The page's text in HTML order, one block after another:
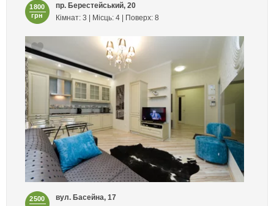
1800
грн
пр. Берестейський, 20
Кімнат: 3 | Місць: 4 | Поверх: 8
2500
вул. Басейна, 17